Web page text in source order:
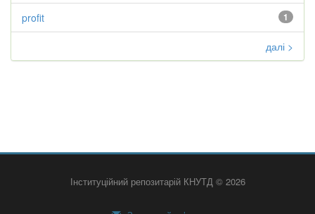
1
profit
далі >
Інституційний репозитарій КНУТД © 2026